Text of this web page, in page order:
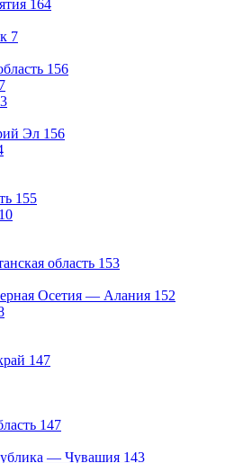
164
7
156
Эл 156
155
область 153
Осетия — Алания 152
147
147
— Чувашия 143